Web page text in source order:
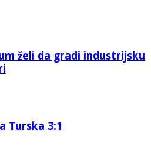
želi da gradi industrijsku
Turska 3:1